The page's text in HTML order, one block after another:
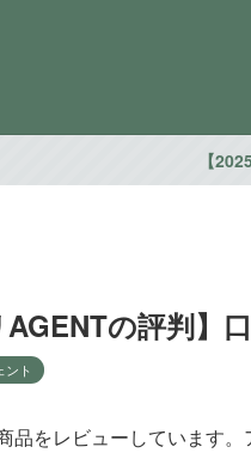
【
AGENTの評判
ト
品をレビューしています。